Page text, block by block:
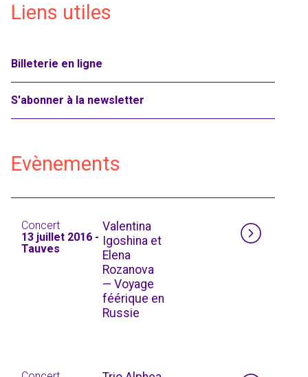
Liens utiles
Billeterie en ligne
S'abonner à la newsletter
Evènements
Concert
13 juillet 2016 -
Tauves
Valentina
Igoshina et
Elena
Rozanova
— Voyage
féérique en
Russie